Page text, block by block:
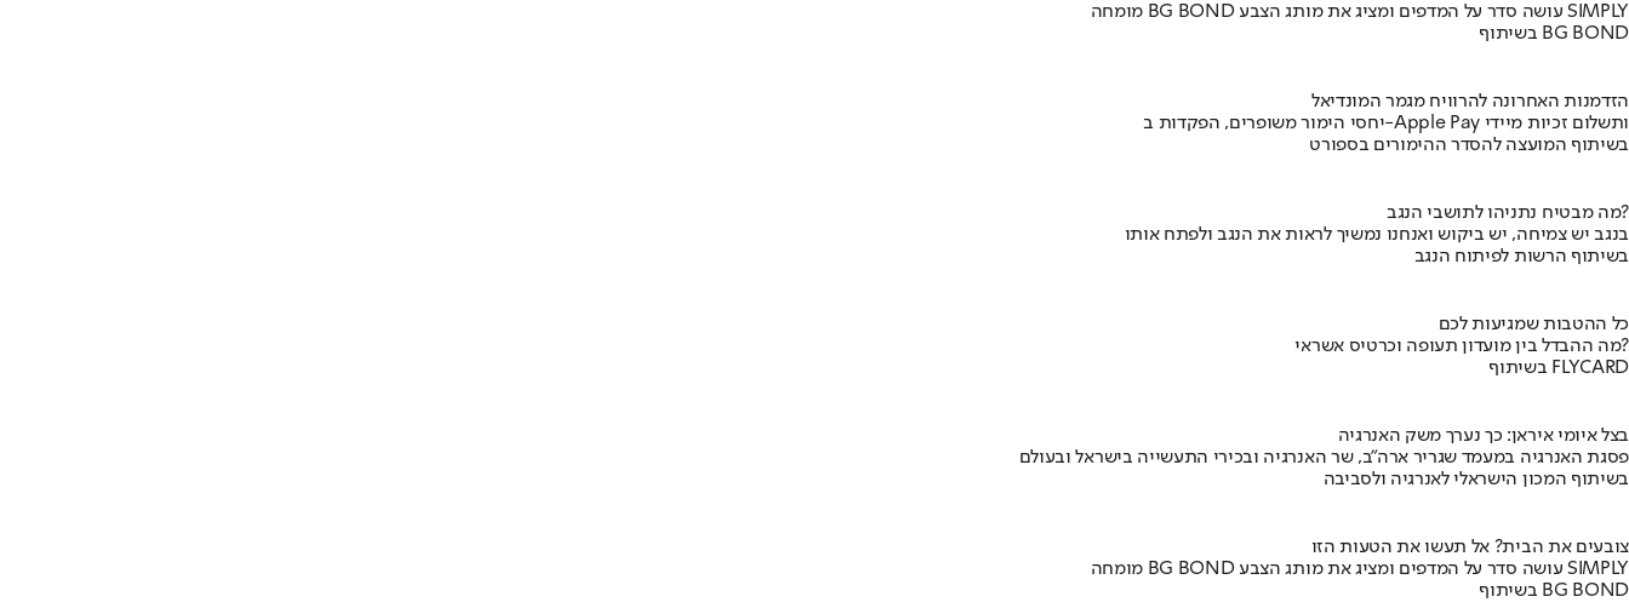
מומחה BG BOND עושה סדר על המדפים ומציג את מותג הצבע SIMPLY
בשיתוף BG BOND
הזדמנות האחרונה להרוויח מגמר המונדיאל
יחסי הימור משופרים, הפקדות ב-Apple Pay ותשלום זכיות מיידי
בשיתוף המועצה להסדר ההימורים בספורט
מה מבטיח נתניהו לתושבי הנגב?
בנגב יש צמיחה, יש ביקוש ואנחנו נמשיך לראות את הנגב ולפתח אותו
בשיתוף הרשות לפיתוח הנגב
כל ההטבות שמגיעות לכם
מה ההבדל בין מועדון תעופה וכרטיס אשראי?
בשיתוף FLYCARD
בצל איומי איראן: כך נערך משק האנרגיה
פסגת האנרגיה במעמד שגריר ארה"ב, שר האנרגיה ובכירי התעשייה בישראל ובעולם
בשיתוף המכון הישראלי לאנרגיה ולסביבה
צובעים את הבית? אל תעשו את הטעות הזו
מומחה BG BOND עושה סדר על המדפים ומציג את מותג הצבע SIMPLY
בשיתוף BG BOND